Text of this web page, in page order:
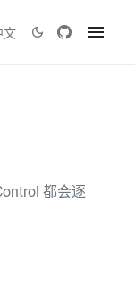
文 dark_mode menu
都会逐